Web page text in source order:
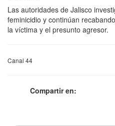
Las autoridades de Jalisco
feminicidio y continúan
la víctima y el presunto agresor.
Canal 44
Compartir en: